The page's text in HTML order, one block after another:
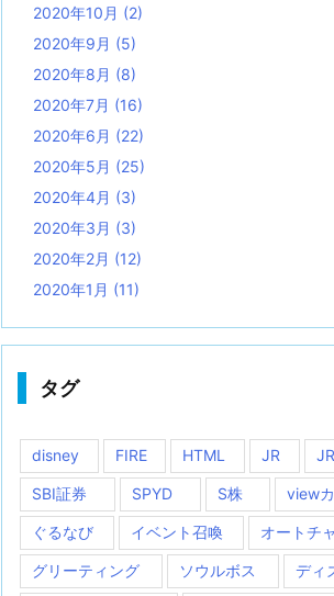
2020年10月 (2)
2020年9月 (5)
2020年8月 (8)
2020年7月 (16)
2020年6月 (22)
2020年5月 (25)
2020年4月 (3)
2020年3月 (3)
2020年2月 (12)
2020年1月 (11)
タグ
disney FIRE HTML JR
SBI証券 SPYD S株 view
ぐるなび イベント召喚 オートチ
グリーティング ソウルボス ディ